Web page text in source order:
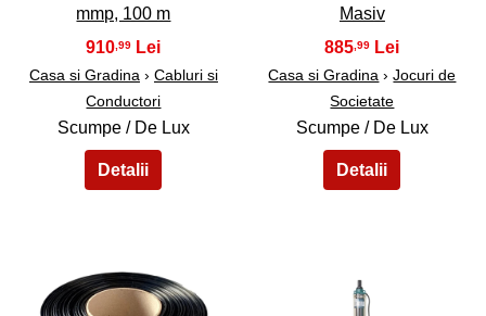
mmp, 100 m
910 ,99
Casa si Gradina › Cabluri si
Conductori
Scumpe / De Lux
Masiv
885 ,99
Casa si Gradina ›Jocuri de
Societate
Scumpe / De Lux